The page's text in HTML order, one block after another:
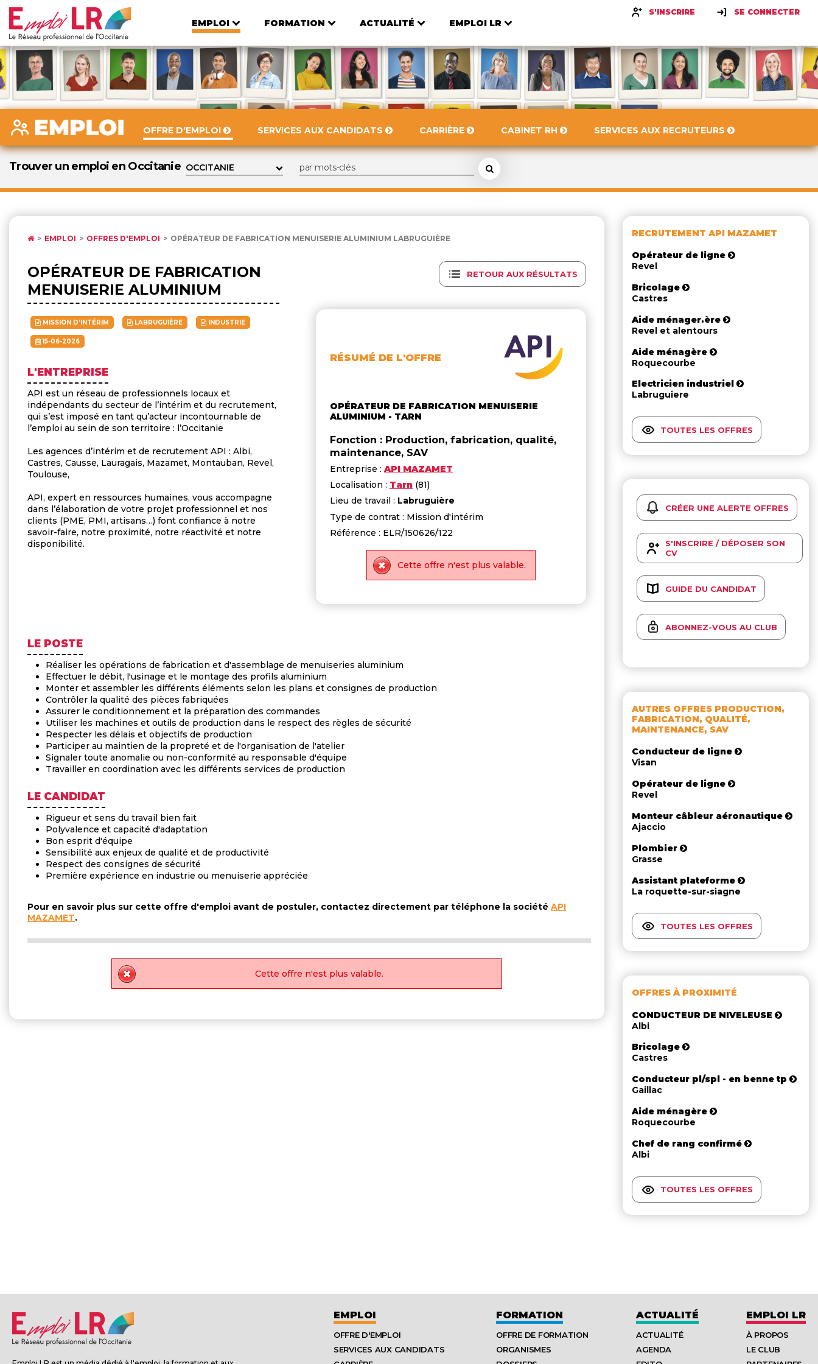
EMPLOI FORMATION ACTUALITÉ EMPLOI LR
S'INSCRIRE SE CONNECTER
OFFRE D'EMPLOI SERVICES AUX CANDIDATS CARRIÈRE CABINET RH SERVICES AUX RECRUTEURS
Trouver un emploi en Occitanie
EMPLOI OFFRES D'EMPLOI OPÉRATEUR DE FABRICATION MENUISERIE ALUMINIUM LABRUGUIÈRE
RETOUR AUX RÉSULTATS
RÉSUMÉ DE L'OFFRE
OPÉRATEUR DE FABRICATION MENUISERIE
ALUMINIUM - TARN
Fonction : Production, fabrication, qualité,
maintenance, SAV
Entreprise : API MAZAMET
Localisation : Tarn (81)
Lieu de travail : Labruguière
Type de contrat : Mission d'intérim
Référence : ELR/150626/122
Cette offre n'est plus valable.
OPÉRATEUR DE FABRICATION
MENUISERIE ALUMINIUM
MISSION D'INTÉRIM LABRUGUIÈRE INDUSTRIE
15-06-2026
L'ENTREPRISE
API est un réseau de professionnels locaux et
indépendants du secteur de l’intérim et du recrutement,
qui s’est imposé en tant qu’acteur incontournable de
l’emploi au sein de son territoire : l’Occitanie
Les agences d’intérim et de recrutement API : Albi,
Castres, Causse, Lauragais, Mazamet, Montauban, Revel,
Toulouse,
API, expert en ressources humaines, vous accompagne
dans l’élaboration de votre projet professionnel et nos
clients (PME, PMI, artisans…) font confiance à notre
savoir-faire, notre proximité, notre réactivité et notre
disponibilité.
LE POSTE
Réaliser les opérations de fabrication et d'assemblage de menuiseries aluminium
Effectuer le débit, l'usinage et le montage des profils aluminium
Monter et assembler les différents éléments selon les plans et consignes de production
Contrôler la qualité des pièces fabriquées
Assurer le conditionnement et la préparation des commandes
Utiliser les machines et outils de production dans le respect des règles de sécurité
Respecter les délais et objectifs de production
Participer au maintien de la propreté et de l'organisation de l'atelier
Signaler toute anomalie ou non-conformité au responsable d'équipe
Travailler en coordination avec les différents services de production
LE CANDIDAT
Rigueur et sens du travail bien fait
Polyvalence et capacité d'adaptation
Bon esprit d'équipe
Sensibilité aux enjeux de qualité et de productivité
Respect des consignes de sécurité
Première expérience en industrie ou menuiserie appréciée
Pour en savoir plus sur cette offre d'emploi avant de postuler, contactez directement par téléphone la société API
MAZAMET.
Cette offre n'est plus valable.
RECRUTEMENT API MAZAMET
Opérateur de ligne
Revel
Bricolage
Castres
Aide ménager.ère
Revel et alentours
Aide ménagère
Roquecourbe
Electricien industriel
Labruguiere
TOUTES LES OFFRES
CRÉER UNE ALERTE OFFRES
S'INSCRIRE / DÉPOSER SON
CV
GUIDE DU CANDIDAT
ABONNEZ-VOUS AU CLUB
AUTRES OFFRES PRODUCTION,
FABRICATION, QUALITÉ,
MAINTENANCE, SAV
Conducteur de ligne
Visan
Opérateur de ligne
Revel
Monteur câbleur aéronautique
Ajaccio
Plombier
Grasse
Assistant plateforme
La roquette-sur-siagne
TOUTES LES OFFRES
OFFRES À PROXIMITÉ
CONDUCTEUR DE NIVELEUSE
Albi
Bricolage
Castres
Conducteur pl/spl - en benne tp
Gaillac
Aide ménagère
Roquecourbe
Chef de rang confirmé
Albi
TOUTES LES OFFRES
EMPLOI
OFFRE D'EMPLOI
SERVICES AUX CANDIDATS
FORMATION
OFFRE DE FORMATION
ORGANISMES
ACTUALITÉ
ACTUALITÉ
AGENDA
EMPLOI LR
À PROPOS
LE CLUB